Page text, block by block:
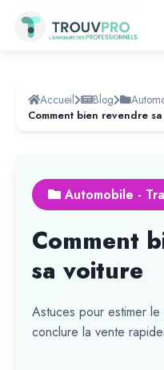
Accueil Blog
Comment bien revendre
Automobile -
Comment
sa voiture
Astuces pour estimer
conclure la vente